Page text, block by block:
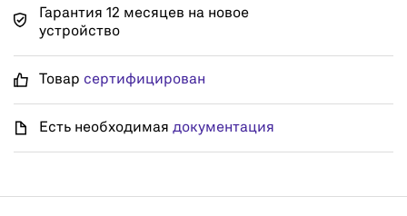
Гарантия 12 месяцев на новое
устройство
Товар сертифицирован
Есть необходимая документация